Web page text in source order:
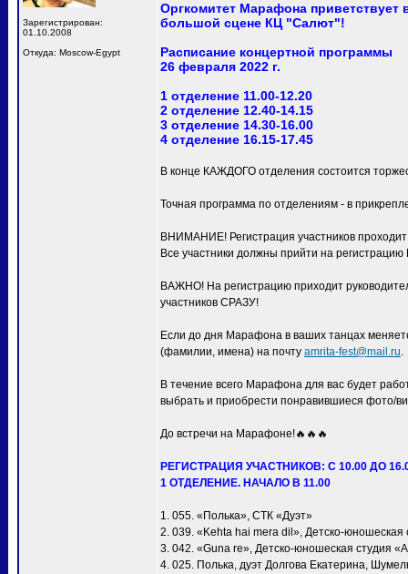
Зарегистрирован:
01.10.2008
Откуда: Moscow-Egypt
Оргкомитет Марафона приветствует
большой сцене КЦ "Салют"!
Расписание концертной программы
26 февраля 2022 г.
1 отделение 11.00-12.20
2 отделение 12.40-14.15
3 отделение 14.30-16.00
4 отделение 16.15-17.45
В конце КАЖДОГО отделения состоится
Точная программа по отделениям - в
ВНИМАНИЕ! Регистрация участников
Все участники должны прийти на
ВАЖНО! На регистрацию приходит
участников СРАЗУ!
Если до дня Марафона в ваших танцах
(фамилии, имена) на почту amrita-fest@mail.ru.
В течение всего Марафона для вас будет
выбрать и приобрести понравившиеся фото/
До встречи на Марафоне!🔥🔥🔥
РЕГИСТРАЦИЯ УЧАСТНИКОВ: С 10.00 ДО
1 ОТДЕЛЕНИЕ. НАЧАЛО В 11.00
1. 055. «Полька», СТК «Дуэт»
2. 039. «Kehta hai mera dil», Детско-юношеская
3. 042. «Guna re», Детско-юношеская студия
4. 025. Полька, дуэт Долгова Екатерина,